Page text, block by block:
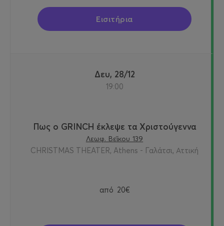
Εισιτήρια
Δευ, 28/12
19:00
Πως ο GRINCH έκλεψε τα Χριστούγεννα
Λεωφ. Βεΐκου 139
CHRISTMAS THEATER, Athens - Γαλάτσι, Αττική
από 20€